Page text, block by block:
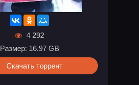
4 292
Размер: 16.97 GB
Скачать торрент